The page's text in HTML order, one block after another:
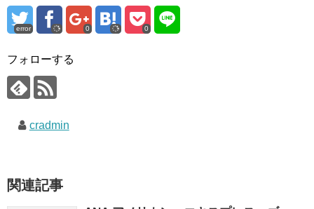
error 0 0
フォローする
cradmin
関連記事